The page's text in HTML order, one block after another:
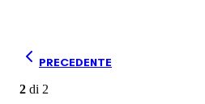
PRECEDENTE
2 di 2